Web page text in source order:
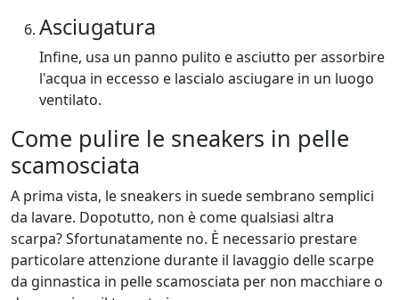
Asciugatura
Infine, usa un panno pulito e asciutto per assorbire
l'acqua in eccesso e lascialo asciugare in un luogo
ventilato.
Come pulire le sneakers in pelle
scamosciata
A prima vista, le sneakers in suede sembrano semplici
da lavare. Dopotutto, non è come qualsiasi altra
scarpa? Sfortunatamente no. È necessario prestare
particolare attenzione durante il lavaggio delle scarpe
da ginnastica in pelle scamosciata per non macchiare o